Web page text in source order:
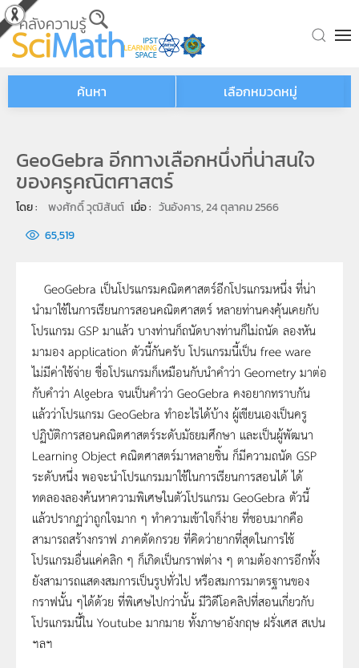
Skip to main content
ค้นหา เลือกหมวดหมู่
GeoGebra อีกทางเลือกหนึ่งที่น่าสนใจ
ของครูคณิตศาสตร์
โดย : พงศักดิ์ วุฒิสันต์ เมื่อ : วันอังคาร, 24 ตุลาคม 2566
65,519
GeoGebra เป็นโปรแกรมคณิตศาสตร์อีกโปรแกรมหนึ่ง ที่น่า
นำมาใช้ในการเรียนการสอนคณิตศาสตร์ หลายท่านคงคุ้นเคยกับ
โปรแกรม GSP มาแล้ว บางท่านก็ถนัดบางท่านก็ไม่ถนัด ลองหัน
มามอง application ตัวนี้กันครับ โปรแกรมนี้เป็น free ware
ไม่มีค่าใช้จ่าย ชื่อโปรแกรมก็เหมือนกับนำคำว่า Geometry มาต่อ
กับคำว่า Algebra จนเป็นคำว่า GeoGebra คงอยากทราบกัน
แล้วว่าโปรแกรม GeoGebra ทำอะไรได้บ้าง ผู้เขียนเองเป็นครู
ปฏิบัติการสอนคณิตศาสตร์ระดับมัธยมศึกษา และเป็นผู้พัฒนา
Learning Object คณิตศาสตร์มาหลายชิ้น ก็มีความถนัด GSP
ระดับหนึ่ง พอจะนำโปรแกรมมาใช้ในการเรียนการสอนได้ ได้
ทดลองลองค้นหาความพิเศษในตัวโปรแกรม GeoGebra ตัวนี้
แล้วปรากฏว่าถูกใจมาก ๆ ทำความเข้าใจก็ง่าย ที่ชอบมากคือ
สามารถสร้างกราฟ ภาคตัดกรวย ที่คิดว่ายากที่สุดในการใช้
โปรแกรมอื่นแค่คลิก ๆ ก็เกิดเป็นกราฟต่าง ๆ ตามต้องการอีกทั้ง
ยังสามารถแสดงสมการเป็นรูปทั่วไป หรือสมการมาตรฐานของ
กราฟนั้น ๆได้ด้วย ที่พิเศษไปกว่านั้น มีวิดีโอคลิปที่สอนเกี่ยวกับ
โปรแกรมนี้ใน Youtube มากมาย ทั้งภาษาอังกฤษ ฝรั่งเศส สเปน
ฯลฯ